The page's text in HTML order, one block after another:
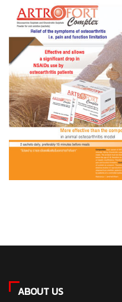
ABOUT US